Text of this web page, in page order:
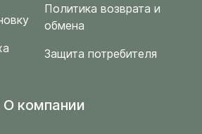
Политика возврата и
обмена
Защита потребителя
O компании